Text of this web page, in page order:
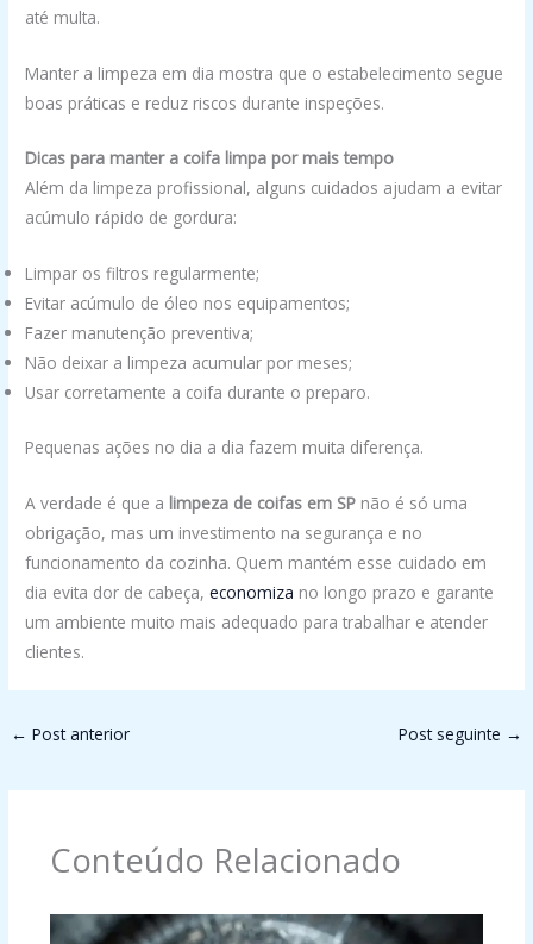
até multa.
Manter a limpeza em dia mostra que o estabelecimento segue
boas práticas e reduz riscos durante inspeções.
Dicas para manter a coifa limpa por mais tempo
Além da limpeza profissional, alguns cuidados ajudam a evitar
acúmulo rápido de gordura:
Limpar os filtros regularmente;
Evitar acúmulo de óleo nos equipamentos;
Fazer manutenção preventiva;
Não deixar a limpeza acumular por meses;
Usar corretamente a coifa durante o preparo.
Pequenas ações no dia a dia fazem muita diferença.
A verdade é que a limpeza de coifas em SP não é só uma
obrigação, mas um investimento na segurança e no
funcionamento da cozinha. Quem mantém esse cuidado em
dia evita dor de cabeça,economiza no longo prazo e garante
um ambiente muito mais adequado para trabalhar e atender
clientes.
← Post anterior Post seguinte →
Conteúdo Relacionado